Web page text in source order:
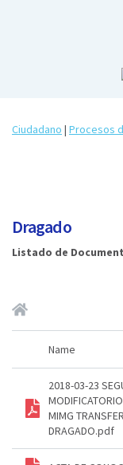
Ciudadano | Procesos
Dragado
Listado de
Name
2018-03-23
MIMG
DRAGADO.pdf